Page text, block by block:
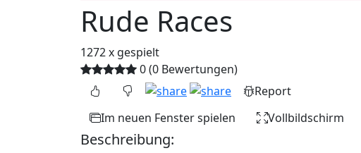
Rude Races
1272 x gespielt
0 (0 Bewertungen)
Report
Im neuen Fenster spielen
Vollbildschirm
Beschreibung: